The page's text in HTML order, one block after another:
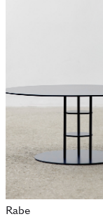
Rabe